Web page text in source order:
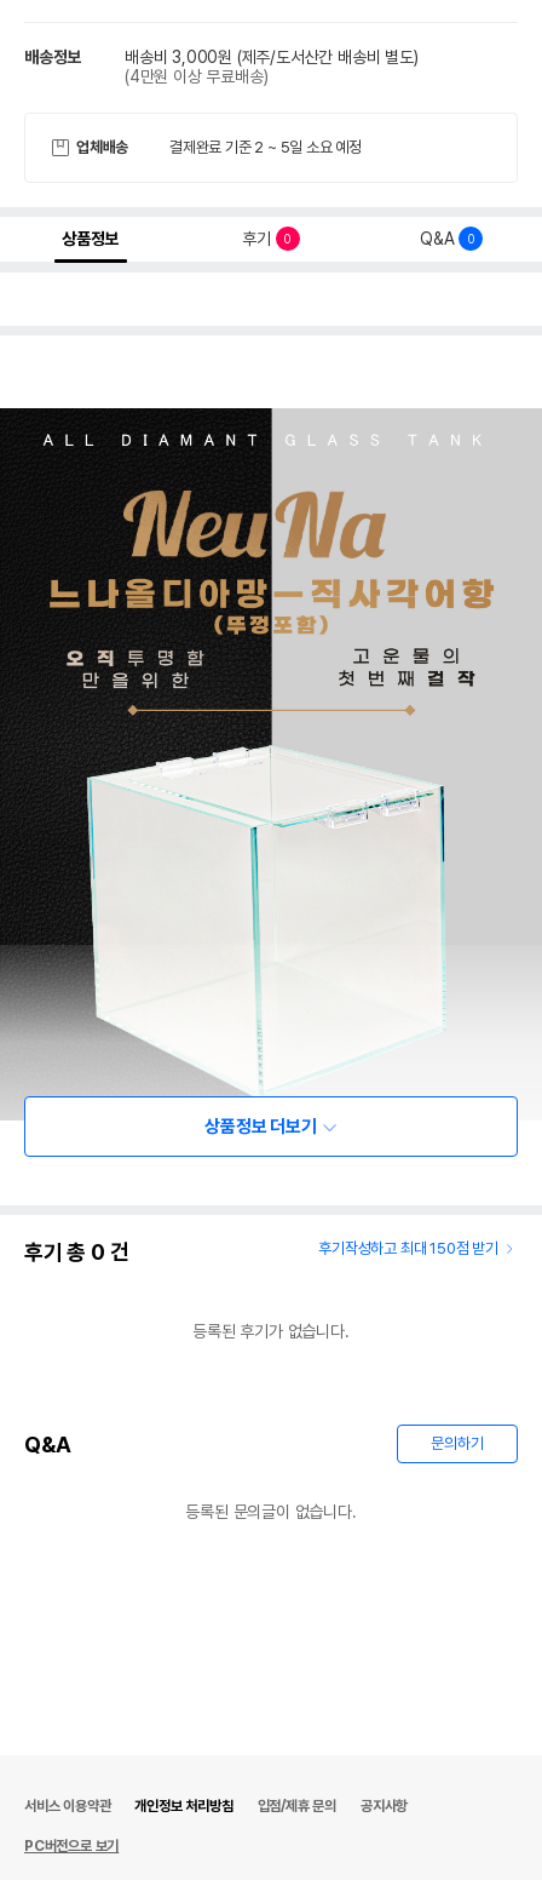
배송정보 배송비 3,000원 (제주/도서산간 배송비 별도)
(4만원 이상 무료배송)
업체배송 결제완료 기준 2 ~ 5일 소요 예정
상품정보 후기 0 Q&A 0
상품정보 더보기
후기 총 0 건 후기작성하고 최대 150점 받기
등록된 후기가 없습니다.
Q&A 문의하기
등록된 문의글이 없습니다.
서비스 이용약관 개인정보 처리방침 입점/제휴 문의 공지사항
PC버전으로 보기